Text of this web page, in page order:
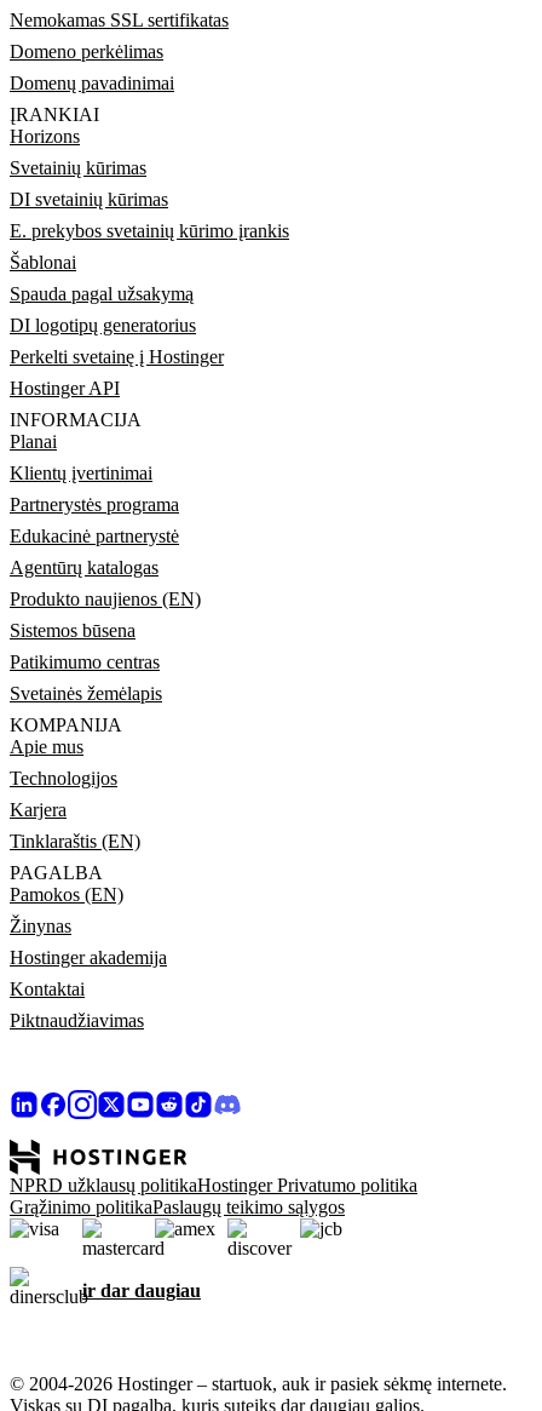
Nemokamas SSL sertifikatas
Domeno perkėlimas
Domenų pavadinimai
ĮRANKIAI
Horizons
Svetainių kūrimas
DI svetainių kūrimas
E. prekybos svetainių kūrimo įrankis
Šablonai
Spauda pagal užsakymą
DI logotipų generatorius
Perkelti svetainę į Hostinger
Hostinger API
INFORMACIJA
Planai
Klientų įvertinimai
Partnerystės programa
Edukacinė partnerystė
Agentūrų katalogas
Produkto naujienos (EN)
Sistemos būsena
Patikimumo centras
Svetainės žemėlapis
KOMPANIJA
Apie mus
Technologijos
Karjera
Tinklaraštis (EN)
PAGALBA
Pamokos (EN)
Žinynas
Hostinger akademija
Kontaktai
Piktnaudžiavimas
NPRD užklausų politikaHostinger Privatumo politika
Grąžinimo politikaPaslaugų teikimo sąlygos
ir dar daugiau
© 2004-2026 Hostinger – startuok, auk ir pasiek sėkmę internete.
Viskas su DI pagalba, kuris suteiks dar daugiau galios.